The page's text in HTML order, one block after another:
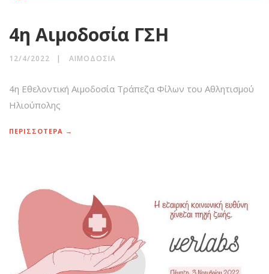
4η Αιμοδοσία ΓΣΗ
12/4/2022 ΑΙΜΟΔΟΣΊΑ
4η Εθελοντική Αιμοδοσία Τράπεζα Φίλων του Αθλητισμού
Ηλιούπολης
ΠΕΡΙΣΣΟΤΕΡΑ →